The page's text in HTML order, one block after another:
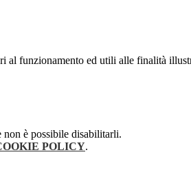
al funzionamento ed utili alle finalità
non è possibile disabilitarli.
POLICY.